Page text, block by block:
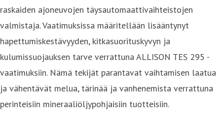
raskaiden ajoneuvojen täysautomaattivaihteistojen
valmistaja. Vaatimuksissa määritellään lisääntynyt
hapettumiskestävyyden, kitkasuorituskyvyn ja
kulumissuojauksen tarve verrattuna ALLISON TES 295 -
vaatimuksiin. Nämä tekijät parantavat vaihtamisen laatua
ja vähentävät melua, tärinää ja vanhenemista verrattuna
perinteisiin mineraaliöljypohjaisiin tuotteisiin.